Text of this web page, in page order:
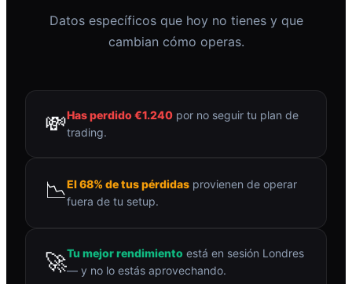
Datos específicos que hoy no tienes y que
cambian cómo operas.
💸Has perdido €1.240 por no seguir tu plan de
trading.
📉El 68% de tus pérdidas provienen de operar
fuera de tu setup.
🚀Tu mejor rendimiento está en sesión Londres
— y no lo estás aprovechando.